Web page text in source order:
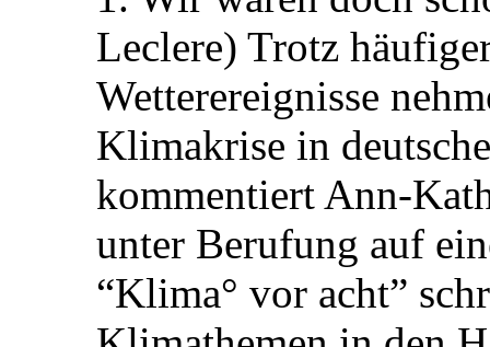
Leclere) Trotz
Wetterereignisse
Klimakrise in
kommentiert Ann-
unter Berufung auf
“Klima° vor acht”